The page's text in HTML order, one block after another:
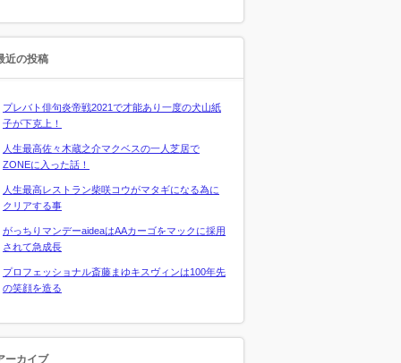
近の投稿
プレバト俳句炎帝戦2021で才能あり一度の犬山紙
子が下克上！
人生最高佐々木蔵之介マクベスの一人芝居で
ZONEに入った話！
人生最高レストラン柴咲コウがマタギになる為に
クリアする事
がっちりマンデーaideaはAAカーゴをマックに採用
されて急成長
プロフェッショナル斎藤まゆキスヴィンは100年先
の笑顔を造る
ーカイブ